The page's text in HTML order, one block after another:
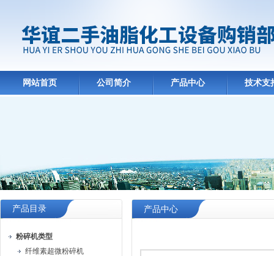
网站首页 公司简介 产品中心 技术支
产品目录
粉碎机类型
纤维素超微粉碎机
产品中心